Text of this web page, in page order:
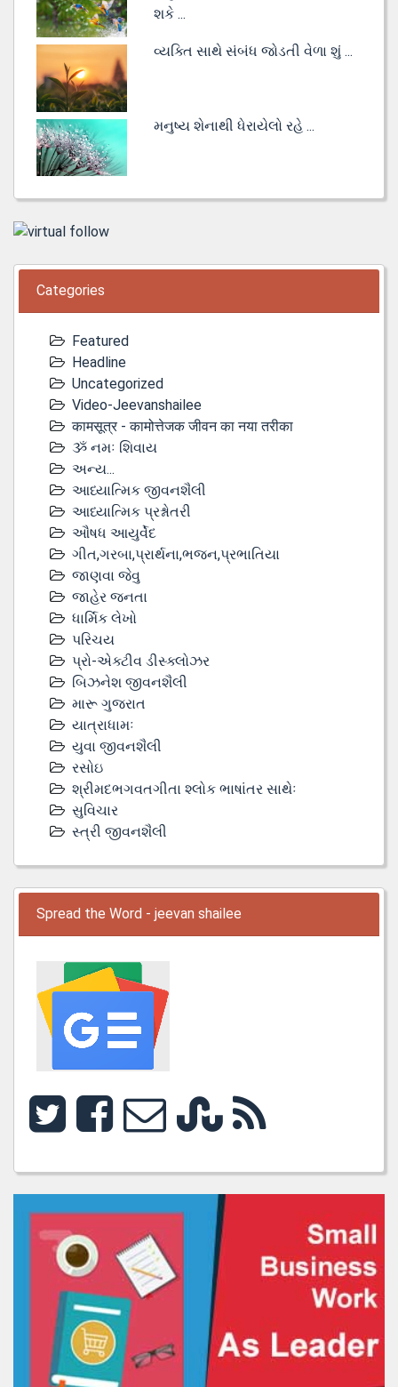
શકે ...
વ્યક્તિ સાથે સંબંધ જોડતી વેળા શું ...
મનુષ્ય શેનાથી ધેરાયેલો રહે ...
Categories
Featured
Headline
Uncategorized
Video-Jeevanshailee
कामसूत्र - कामोत्तेजक जीवन का नया तरीका
ૐ નમઃ શિવાય
અન્ય...
આધ્યાત્મિક જીવનશૈલી
આધ્યાત્મિક પ્રશ્નોતરી
ઔષધ આયુર્વેદ
ગીત,ગરબા,પ્રાર્થના,ભજન,પ્રભાતિયા
જાણવા જેવુ
જાહેર જનતા
ધાર્મિક લેખો
પરિચય
પ્રો-એક્ટીવ ડીસ્‍ક્લોઝર
બિઝનેશ જીવનશૈલી
મારૂ ગુજરાત
યાત્રાધામઃ
યુવા જીવનશૈલી
રસોઇ
શ્રીમદભગવતગીતા શ્લોક ભાષાંતર સાથેઃ
સુવિચાર
સ્ત્રી જીવનશૈલી
Spread the Word - jeevan shailee